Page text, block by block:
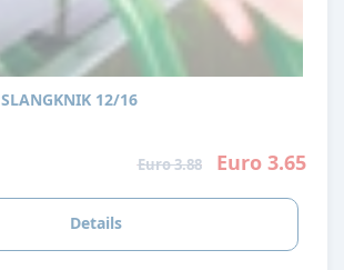
JBL ANTIKINK SLANGKNIK 12/16
Euro 3.88 Euro 3.65
Details